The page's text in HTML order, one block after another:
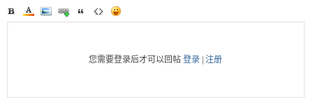
您需要登录后才可以回帖登录 |注册